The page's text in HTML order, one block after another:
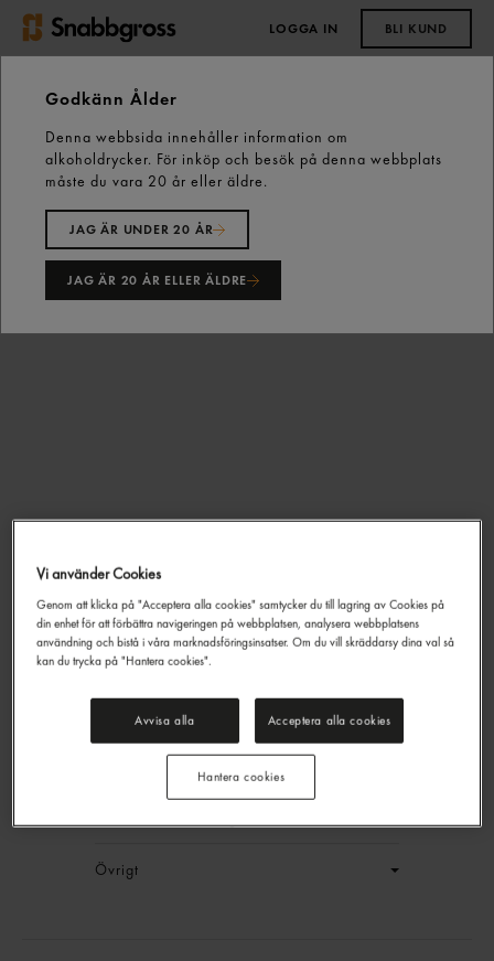
LOGGA IN BLI KUND
Start Vårt sortiment
Bröd, Bakverk & Dessert
Kex, Kakor & Tårtor
Kondisbitar
Kanelbullekaka Singelpack
Delicato50g
EAN:
LOGGA IN
Övrigt
Vi använder Cookies
Genom att klicka på "Acceptera alla cookies" samtycker du till lagring av Cookies på
din enhet för att förbättra navigeringen på webbplatsen, analysera webbplatsens
användning och bistå i våra marknadsföringsinsatser. Om du vill skräddarsy dina val så
kan du trycka på "Hantera cookies".
Avvisa alla Acceptera alla cookies
Hantera cookies
Godkänn Ålder
Denna webbsida innehåller information om
alkoholdrycker. För inköp och besök på denna webbplats
måste du vara 20 år eller äldre.
JAG ÄR UNDER 20 ÅR
JAG ÄR 20 ÅR ELLER ÄLDRE